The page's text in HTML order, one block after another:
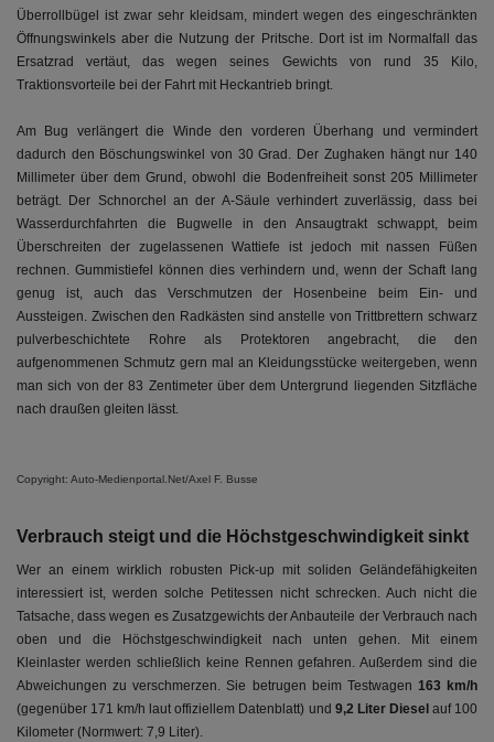
Überrollbügel ist zwar sehr kleidsam, mindert wegen des eingeschränkten
Öffnungswinkels aber die Nutzung der Pritsche. Dort ist im Normalfall das
Ersatzrad vertäut, das wegen seines Gewichts von rund 35 Kilo,
Traktionsvorteile bei der Fahrt mit Heckantrieb bringt.
Am Bug verlängert die Winde den vorderen Überhang und vermindert
dadurch den Böschungswinkel von 30 Grad. Der Zughaken hängt nur 140
Millimeter über dem Grund, obwohl die Bodenfreiheit sonst 205 Millimeter
beträgt. Der Schnorchel an der A-Säule verhindert zuverlässig, dass bei
Wasserdurchfahrten die Bugwelle in den Ansaugtrakt schwappt, beim
Überschreiten der zugelassenen Wattiefe ist jedoch mit nassen Füßen
rechnen. Gummistiefel können dies verhindern und, wenn der Schaft lang
genug ist, auch das Verschmutzen der Hosenbeine beim Ein- und
Aussteigen. Zwischen den Radkästen sind anstelle von Trittbrettern schwarz
pulverbeschichtete Rohre als Protektoren angebracht, die den
aufgenommenen Schmutz gern mal an Kleidungsstücke weitergeben, wenn
man sich von der 83 Zentimeter über dem Untergrund liegenden Sitzfläche
nach draußen gleiten lässt.
Copyright: Auto-Medienportal.Net/Axel F. Busse
Verbrauch steigt und die Höchstgeschwindigkeit sinkt
Wer an einem wirklich robusten Pick-up mit soliden Geländefähigkeiten
interessiert ist, werden solche Petitessen nicht schrecken. Auch nicht die
Tatsache, dass wegen es Zusatzgewichts der Anbauteile der Verbrauch nach
oben und die Höchstgeschwindigkeit nach unten gehen. Mit einem
Kleinlaster werden schließlich keine Rennen gefahren. Außerdem sind die
Abweichungen zu verschmerzen. Sie betrugen beim Testwagen 163 km/h
(gegenüber 171 km/h laut offiziellem Datenblatt) und 9,2 Liter Diesel auf 100
Kilometer (Normwert: 7,9 Liter).